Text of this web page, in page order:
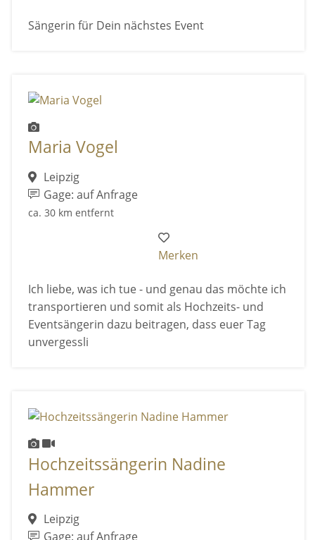
Sängerin für Dein nächstes Event
Maria Vogel
Leipzig
Gage: auf Anfrage
ca. 30 km entfernt
Merken
Ich liebe, was ich tue - und genau das möchte ich
transportieren und somit als Hochzeits- und
Eventsängerin dazu beitragen, dass euer Tag
unvergessli
Hochzeitssängerin Nadine
Hammer
Leipzig
Gage: auf Anfrage